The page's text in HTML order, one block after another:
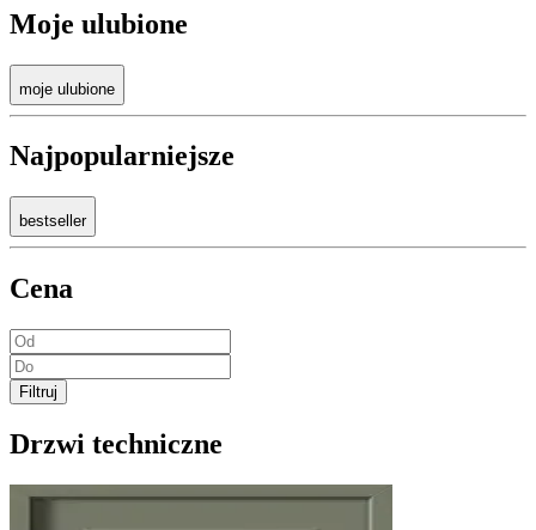
Moje ulubione
moje ulubione
Najpopularniejsze
bestseller
Cena
Filtruj
Drzwi techniczne